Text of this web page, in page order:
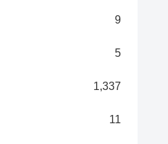
9
5
1,337
11